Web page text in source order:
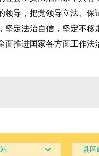
领导，把党领导立法、
坚定法治自信，坚定不
面推进国家各方面工作
县区